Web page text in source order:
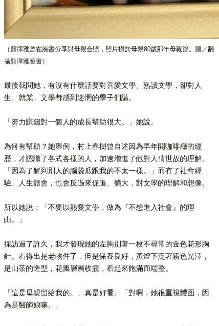
（顏擇雅曾在臉書分享與母親合照，照片攝於母親80歲那年母親節。圖／翻
攝顏擇雅臉書）
最後我問她，有沒有什麼話要對喜愛文學、熟讀文學，卻對人
生、就業、文學都感到迷惘的學子們講。
「努力賺錢對一個人的成長幫助很大。」她說。
為何有幫助？她舉例，村上春樹曾自述因為早年開咖啡廳的經
歷，才認識了各式各樣的人，加速增進了他對人情世故的理解。
「因為了解到別人的腦袋瓜跟我的不太一樣。」而有了社會經
驗、人生體會，也會反過來促進、擴大，對文學的理解和想像。
所以她說：「不要以熱愛文學，做為『不想進入社會』的理
由。」
採訪過了許久，我才發現她的左胸別著一枚不尋常的金色花形胸
針。看得出是老物件了，但是保養良好，黃燈下泛著霧色光澤，
是山茶的造型，花瓣層層收攏，看起來飽滿而端整。
「這是母親留給我的。」真是好看。「對啊，她很重視體面，因
為是醫師娘嘛。」